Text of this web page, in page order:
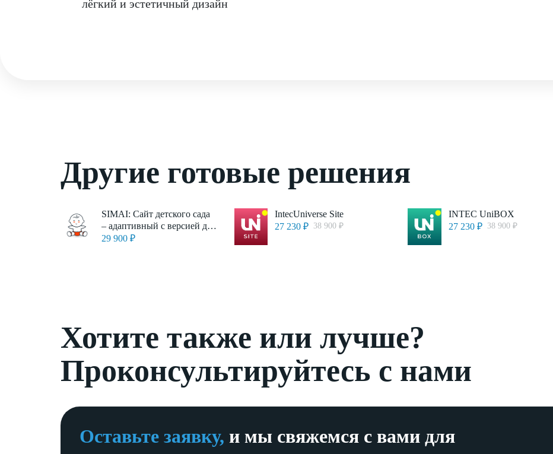
лёгкий и эстетичный дизайн
Другие готовые решения
SIMAI: Сайт детского сада
– адаптивный с версией для
слабовидящих
29 900 ₽
IntecUniverse Site
27 230 ₽ 38 900 ₽
INTEC UniBOX
27 230 ₽
38 900 ₽
Хотите также или лучше?
Проконсультируйтесь с нами
Оставьте заявку, и мы свяжемся с вами для